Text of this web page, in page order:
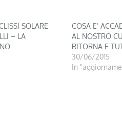
SOLARE
– LA
COSA E’
AL NOSTRO
RITORNA E
30/06/2015
In